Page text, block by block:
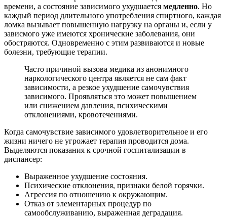
времени, а состояние зависимого ухудшается медленно. Но
каждый период длительного употребления спиртного, каждая
ломка вызывает повышенную нагрузку на органы и, если у
зависмого уже имеются хронические заболевания, они
обостряются. Одновременно с этим развиваются и новые
болезни, требующие терапии.
Часто причиной вызова медика из анонимного
наркологического центра является не сам факт
зависимости, а резкое ухудшение самочувствия
зависимого. Проявляться это может повышением
или снижением давления, психическими
отклонениями, кровотечениями.
Когда самочувствие зависимого удовлетворительное и его
жизни ничего не угрожает терапия проводится дома.
Выделяются показания к срочной госпитализации в
диспансер:
Выраженное ухудшение состояния.
Психические отклонения, признаки белой горячки.
Агрессия по отношению к окружающим.
Отказ от элементарных процедур по
самообслуживанию, выраженная деградация.